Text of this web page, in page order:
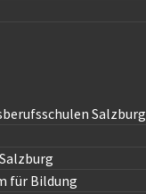
Salzburg
für Bildung